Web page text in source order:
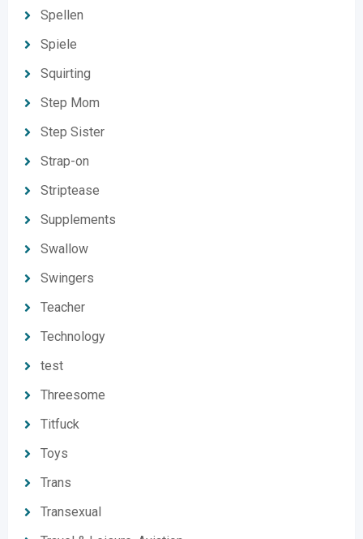
Spellen
Spiele
Squirting
Step Mom
Step Sister
Strap-on
Striptease
Supplements
Swallow
Swingers
Teacher
Technology
test
Threesome
Titfuck
Toys
Trans
Transexual